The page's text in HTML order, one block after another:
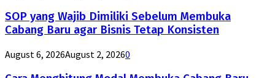
SOP yang Wajib Dimiliki Sebelum Membuka
Cabang Baru agar Bisnis Tetap Konsisten
August 6, 2026August 2, 20260